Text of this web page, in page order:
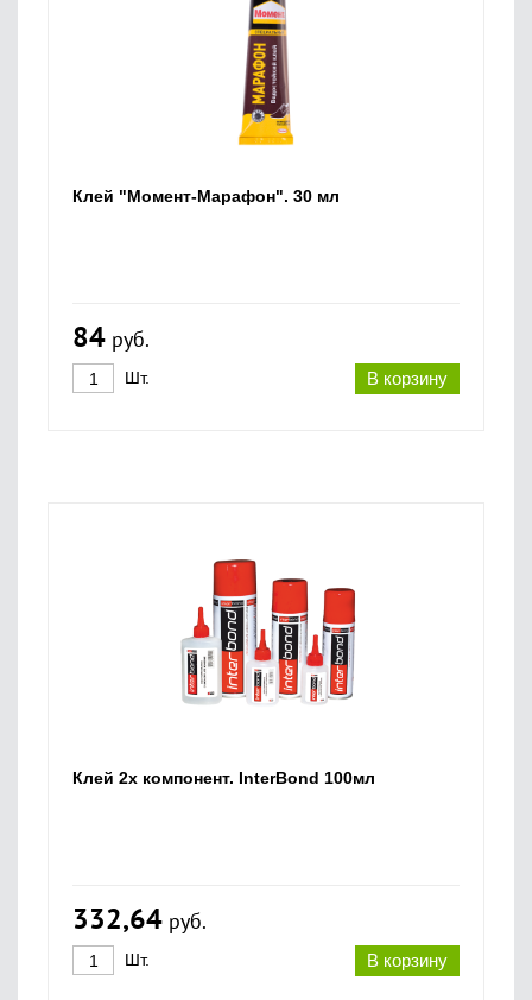
Клей "Момент-Марафон". 30 мл
84 руб.
В корзину
Шт.
Клей 2х компонент. InterBond 100мл
332,64 руб.
В корзину
Шт.